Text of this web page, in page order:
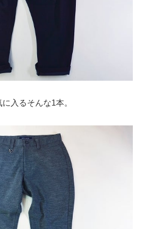
入るそんな1本。